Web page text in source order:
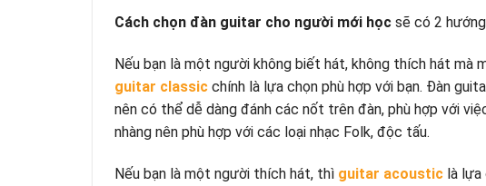
Cách chọn đàn guitar cho người mới học sẽ có 2
Nếu bạn là một người không biết hát, không thích hát mà
guitar classic chính là lựa chọn phù hợp với bạn. Đàn
nên có thể dễ dàng đánh các nốt trên đàn, phù hợp với
nhàng nên phù hợp với các loại nhạc Folk, độc tấu.
Nếu bạn là một người thích hát, thì guitar acoustic là lựa